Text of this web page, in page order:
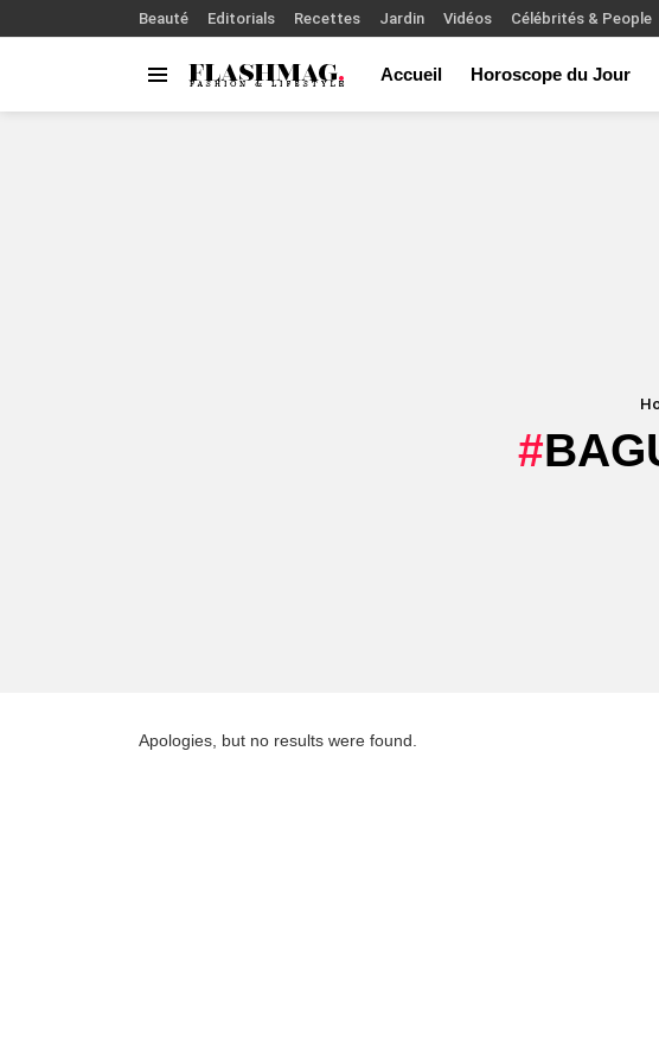
Beauté Editorials Recettes Jardin Vidéos Célébrités & People
Accueil Horoscope du Jour
Apologies, but no results were found.